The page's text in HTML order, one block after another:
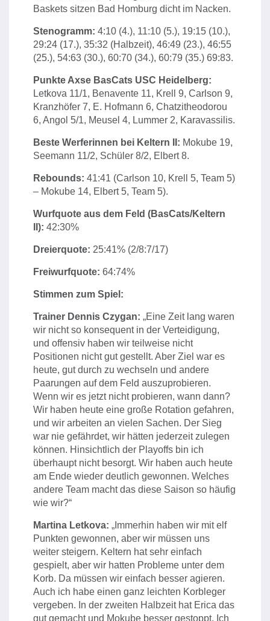
Baskets sitzen Bad Homburg dicht im Nacken.
Stenogramm: 4:10 (4.), 11:10 (5.), 19:15 (10.),
29:24 (17.), 35:32 (Halbzeit), 46:49 (23.), 46:55
(25.), 54:63 (30.), 60:70 (34.), 60:79 (35.) 69:83.
Punkte Axse BasCats USC Heidelberg:
Letkova 11/1, Benavente 11, Krell 9, Carlson 9,
Kranzhöfer 7, E. Hofmann 6, Chatzitheodorou
6, Angol 5/1, Meusel 4, Lummer 2, Karavassilis.
Beste Werferinnen bei Keltern II: Mokube 19,
Seemann 11/2, Schüler 8/2, Elbert 8.
Rebounds: 41:41 (Carlson 10, Krell 5, Team 5)
– Mokube 14, Elbert 5, Team 5).
Wurfquote aus dem Feld (BasCats/Keltern
II): 42:30%
Dreierquote: 25:41% (2/8:7/17)
Freiwurfquote: 64:74%
Stimmen zum Spiel:
Trainer Dennis Czygan: „Eine Zeit lang waren
wir nicht so konsequent in der Verteidigung,
und offensiv haben wir teilweise nicht
Positionen nicht gut gestellt. Aber Ziel war es
heute, gut durch zu wechseln und andere
Paarungen auf dem Feld auszuprobieren.
Wenn wir es jetzt nicht probieren, wann dann?
Wir haben heute eine große Rotation gefahren,
und wir arbeiten an vielen Sachen. Der Sieg
war nie gefährdet, wir hätten jederzeit zulegen
können. Hinsichtlich der Playoffs bin ich
überhaupt nicht besorgt. Wir haben auch heute
am Ende wieder deutlich gewonnen. Welches
andere Team macht das diese Saison so häufig
wie wir?“
Martina Letkova: „Immerhin haben wir mit elf
Punkten gewonnen, aber wir müssen uns
weiter steigern. Keltern hat sehr einfach
gespielt, aber wir hatten Probleme unter dem
Korb. Da müssen wir einfach besser agieren.
Auch ich habe einen ganz leichten Korbleger
vergeben. In der zweiten Halbzeit hat Erica das
gut gemacht und Mokube besser gestoppt. Ich